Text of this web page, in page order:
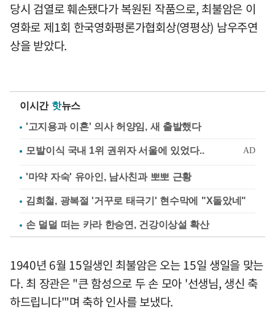
당시 검열로 훼손됐다가 복원된 작품으로, 최불암은 이
영화로 제1회 한국영화평론가협회상(영평상) 남우주연
상을 받았다.
이시간 핫뉴스
'고지용과 이혼' 의사 허양임, 새 출발했다
'마약 자숙' 유아인, 남사친과 뽀뽀 근황
김희철, 광복절 '거꾸로 태극기' 현수막에 "X돌았네"
손 덜덜 떠는 카라 한승연, 건강이상설 확산
1940년 6월 15일생인 최불암은 오는 15일 생일을 맞는
다. 최 장관은 "큰 함성으로 두 손 모아 '선생님, 생신 축
하드립니다'"며 축하 인사를 보냈다.